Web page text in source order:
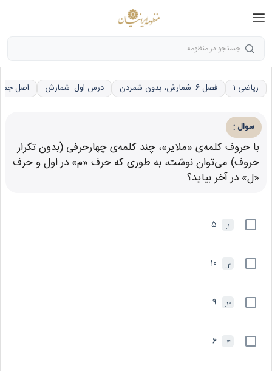
جستجو در منظومه
ریاضی 1 فصل 6: شمارش، بدون شمردن درس اول: شمارش اصل
سوال :
با حروف کلمه‌ی «ملاير»، چند کلمه‌ی چهارحرفی (بدون تکرار
حروف) می‌توان نوشت، به طوری که حرف «م» در اول و حرف
«ل» در آخر بيايد؟
1.
5
2.
10
3.
9
4.
6